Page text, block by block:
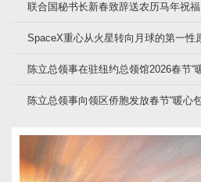
联合国秘书长新春致辞送农历马年祝福
SpaceX重心从火星转向月球的第一性
陈立总领事在驻纽约总领馆2026春节“
陈立总领事向领区侨胞发放春节“暖心